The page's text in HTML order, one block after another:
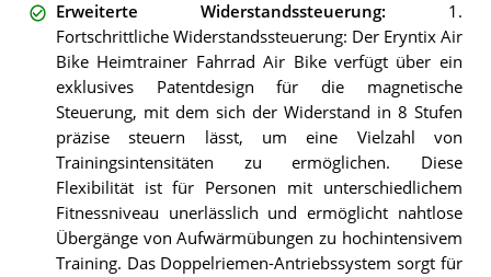
Erweiterte Widerstandssteuerung: 1.
Fortschrittliche Widerstandssteuerung: Der Eryntix Air
Bike Heimtrainer Fahrrad Air Bike verfügt über ein
exklusives Patentdesign für die magnetische
Steuerung, mit dem sich der Widerstand in 8 Stufen
präzise steuern lässt, um eine Vielzahl von
Trainingsintensitäten zu ermöglichen. Diese
Flexibilität ist für Personen mit unterschiedlichem
Fitnessniveau unerlässlich und ermöglicht nahtlose
Übergänge von Aufwärmübungen zu hochintensivem
Training. Das Doppelriemen-Antriebssystem sorgt für